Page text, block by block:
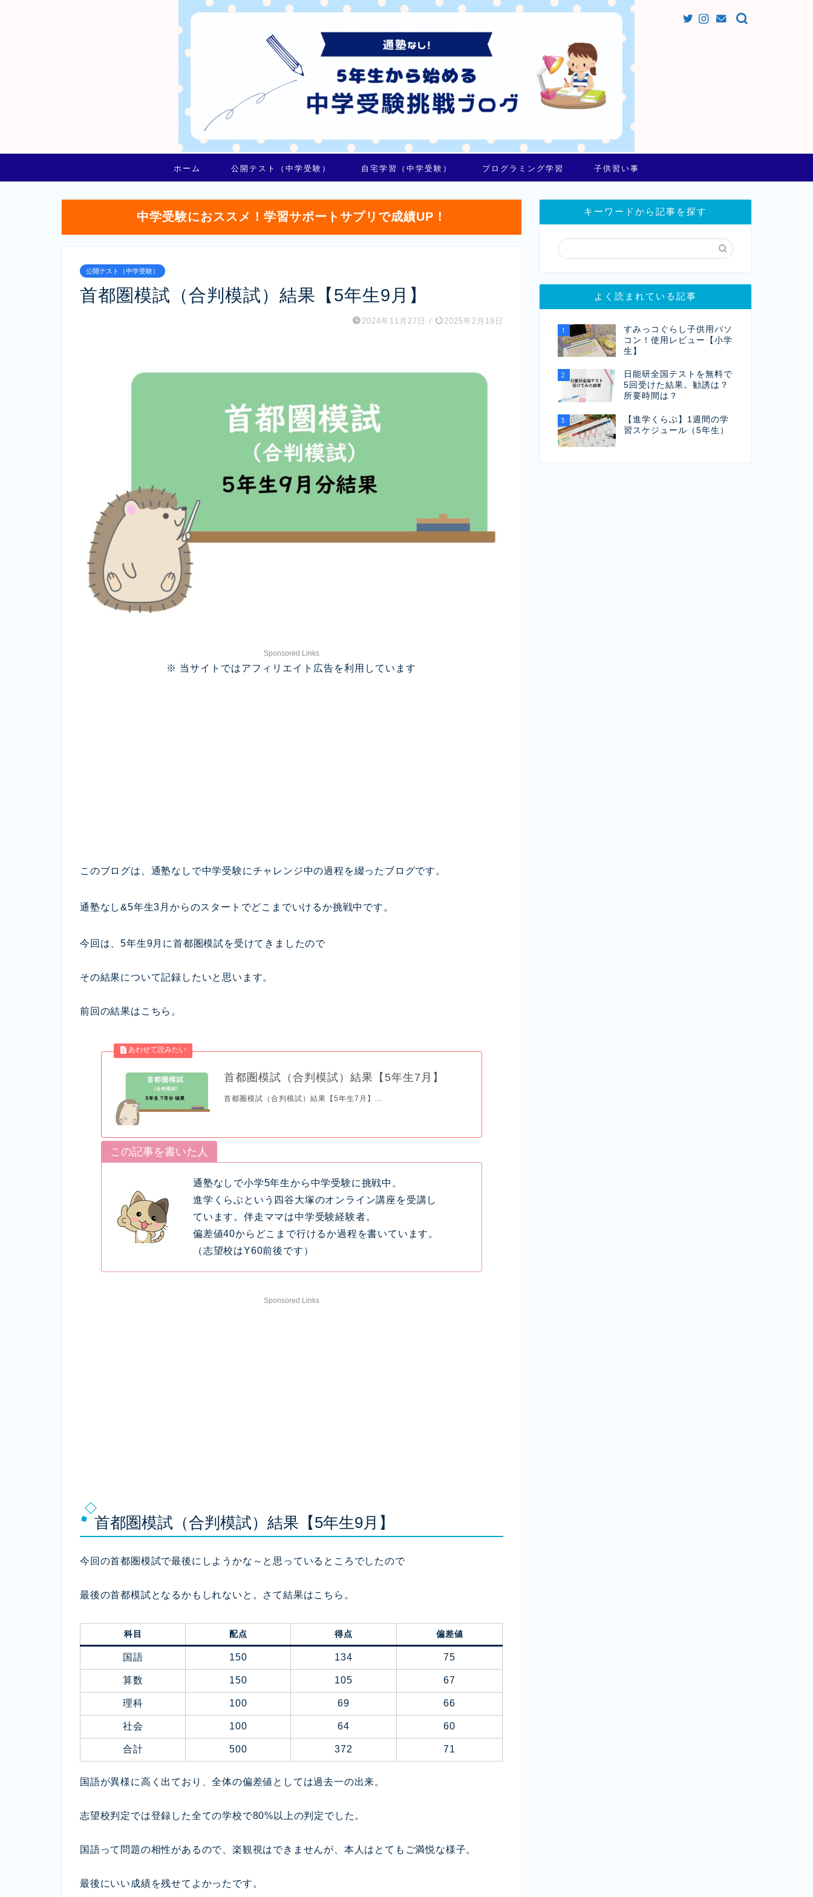
ホーム 公開テスト（中学受験） 自宅学習（中学受験） プログラミング学習 子供習い事
中学受験におススメ！学習サポートサプリで成績UP！
公開テスト（中学受験）
首都圏模試（合判模試）結果【5年生9月】
2024年11月27日 / 2025年2月19日
Sponsored Links
※ 当サイトではアフィリエイト広告を利用しています
このブログは、通塾なしで中学受験にチャレンジ中の過程を綴ったブログです。
通塾なし&5年生3月からのスタートでどこまでいけるか挑戦中です。
今回は、5年生9月に首都圏模試を受けてきましたので
その結果について記録したいと思います。
前回の結果はこちら。
首都圏模試（合判模試）結果【5年生7月】
首都圏模試（合判模試）結果【5年生7月】...
この記事を書いた人
通塾なしで小学5年生から中学受験に挑戦中。
進学くらぶという四谷大塚のオンライン講座を受講し
ています。伴走ママは中学受験経験者。
偏差値40からどこまで行けるか過程を書いています。
（志望校はY60前後です）
Sponsored Links
首都圏模試（合判模試）結果【5年生9月】
今回の首都圏模試で最後にしようかな～と思っているところでしたので
最後の首都模試となるかもしれないと。さて結果はこちら。
科目 配点 得点 偏差値
国語 150 134 75
算数 150 105 67
理科 100 69 66
社会 100 64 60
合計 500 372 71
国語が異様に高く出ており、全体の偏差値としては過去一の出来。
志望校判定では登録した全ての学校で80%以上の判定でした。
国語って問題の相性があるので、楽観視はできませんが、本人はとてもご満悦な様子。
最後にいい成績を残せてよかったです。
キーワードから記事を探す
よく読まれている記事
1
すみっコぐらし子供用パソ
コン！使用レビュー【小学
生】
2
日能研全国テストを無料で
5回受けた結果。勧誘は？
所要時間は？
3
【進学くらぶ】1週間の学
習スケジュール（5年生）